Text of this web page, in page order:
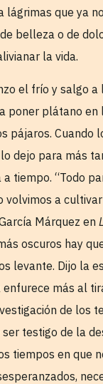
lágrimas que ya
belleza o de
la vida.
el frío y salgo a
poner plátano en
pájaros. Cuando
dejo para más
a tiempo. “Todo
volvimos a
Márquez en
oscuros hay
levante. Dijo la
enfurece más al
de los
testigo de la
tiempos en que